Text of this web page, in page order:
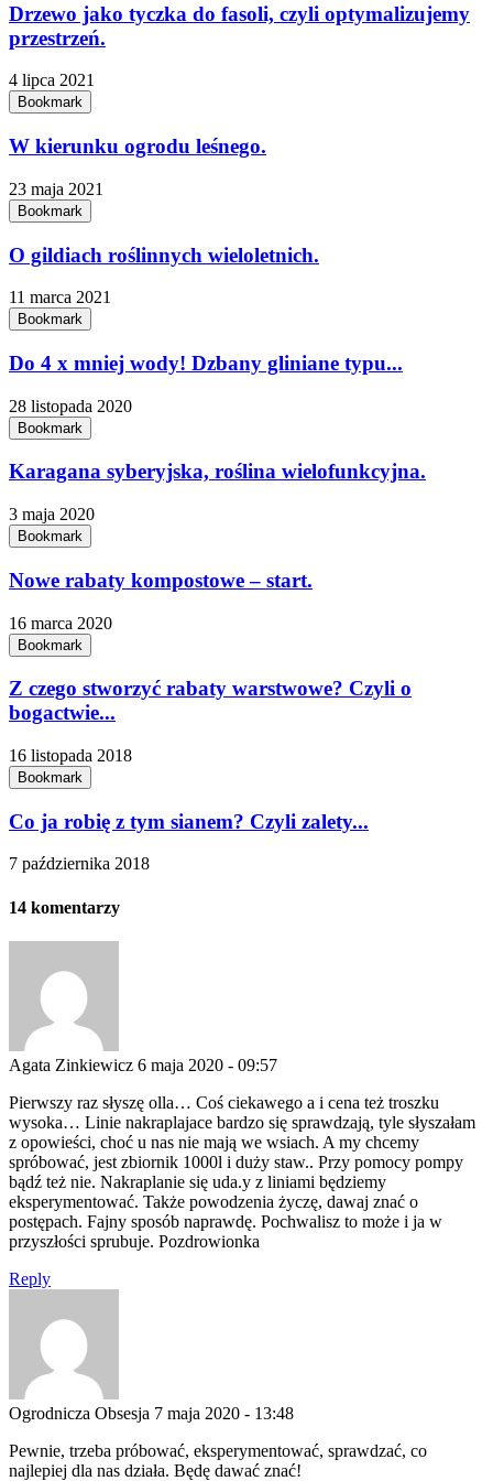
Drzewo jako tyczka do fasoli, czyli optymalizujemy
przestrzeń.
4 lipca 2021
Bookmark
W kierunku ogrodu leśnego.
23 maja 2021
Bookmark
O gildiach roślinnych wieloletnich.
11 marca 2021
Bookmark
Do 4 x mniej wody! Dzbany gliniane typu...
28 listopada 2020
Bookmark
Karagana syberyjska, roślina wielofunkcyjna.
3 maja 2020
Bookmark
Nowe rabaty kompostowe – start.
16 marca 2020
Bookmark
Z czego stworzyć rabaty warstwowe? Czyli o
bogactwie...
16 listopada 2018
Bookmark
Co ja robię z tym sianem? Czyli zalety...
7 października 2018
14 komentarzy
Agata Zinkiewicz 6 maja 2020 - 09:57
Pierwszy raz słyszę olla… Coś ciekawego a i cena też troszku
wysoka… Linie nakraplajace bardzo się sprawdzają, tyle słyszałam
z opowieści, choć u nas nie mają we wsiach. A my chcemy
spróbować, jest zbiornik 1000l i duży staw.. Przy pomocy pompy
bądź też nie. Nakraplanie się uda.y z liniami będziemy
eksperymentować. Także powodzenia życzę, dawaj znać o
postępach. Fajny sposób naprawdę. Pochwalisz to może i ja w
przyszłości sprubuje. Pozdrowionka
Reply
Ogrodnicza Obsesja 7 maja 2020 - 13:48
Pewnie, trzeba próbować, eksperymentować, sprawdzać, co
najlepiej dla nas działa. Będę dawać znać!